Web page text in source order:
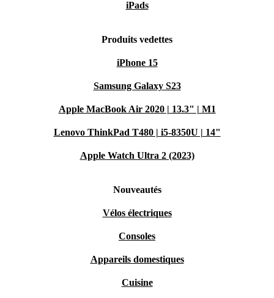
iPads
Produits vedettes
iPhone 15
Samsung Galaxy S23
Apple MacBook Air 2020 | 13.3" | M1
Lenovo ThinkPad T480 | i5-8350U | 14"
Apple Watch Ultra 2 (2023)
Nouveautés
Vélos électriques
Consoles
Appareils domestiques
Cuisine